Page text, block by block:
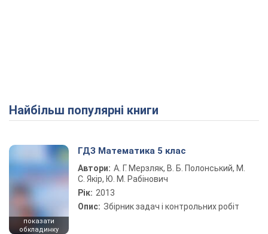
Найбільш популярні книги
показати
обкладинку
ГДЗ Математика 5 клас
Автори: А. Г. Мерзляк, В. Б. Полонський, М.
С. Якір, Ю. М. Рабінович
Рік: 2013
Опис: Збірник задач і контрольних робіт